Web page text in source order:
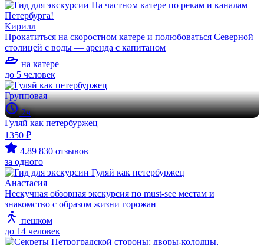
Кирилл
Прокатиться на скоростном катере и полюбоваться Северной
столицей с воды — аренда с капитаном
на катере
до 5 человек
Групповая
2ч
Гуляй как петербуржец
1350 ₽
4.89 830 отзывов
за одного
Анастасия
Нескучная обзорная экскурсия по must-see местам и
знакомство с образом жизни горожан
пешком
до 14 человек